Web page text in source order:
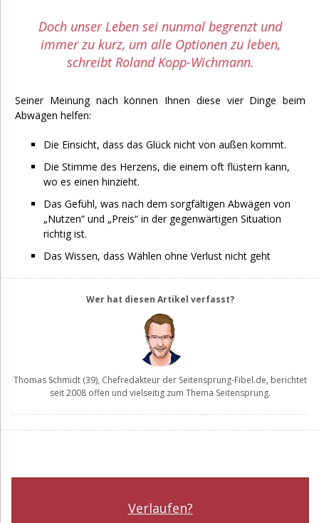
Doch unser Leben sei nunmal begrenzt und
immer zu kurz, um alle Optionen zu leben,
schreibt Roland Kopp-Wichmann.
Seiner Meinung nach können Ihnen diese vier Dinge beim
Abwägen helfen:
Die Einsicht, dass das Glück nicht von außen kommt.
Die Stimme des Herzens, die einem oft flüstern kann,
wo es einen hinzieht.
Das Gefühl, was nach dem sorgfältigen Abwägen von
„Nutzen“ und „Preis“ in der gegenwärtigen Situation
richtig ist.
Das Wissen, dass Wählen ohne Verlust nicht geht
Wer hat diesen Artikel verfasst?
Thomas Schmidt (39), Chefredakteur der Seitensprung-Fibel.de, berichtet
seit 2008 offen und vielseitig zum Thema Seitensprung.
Verlaufen?